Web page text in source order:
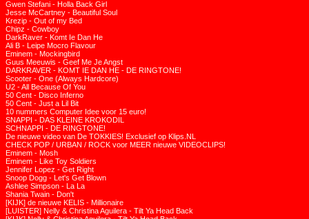
Gwen Stefani - Holla Back Girl
Jesse McCartney - Beautiful Soul
Krezip - Out of my Bed
Chipz - Cowboy
DarkRaver - Komt Ie Dan He
Ali B - Leipe Mocro Flavour
Eminem - Mockingbird
Guus Meeuwis - Geef Me Je Angst
DARKRAVER - KOMT IE DAN HE - DE RINGTONE!
Scooter - One (Always Hardcore)
U2 - All Because Of You
50 Cent - Disco Inferno
50 Cent - Just a Lil Bit
10 nummers Computer Idee voor 15 euro!
SNAPPI - DAS KLEINE KROKODIL
SCHNAPPI - DE RINGTONE!
De nieuwe video van De TOKKIES! Exclusief op Klips.NL
CHECK POP / URBAN / ROCK voor MEER nieuwe VIDEOCLIPS!
Eminem - Mosh
Eminem - Like Toy Soldiers
Jennifer Lopez - Get Right
Snoop Dogg - Let's Get Blown
Ashlee Simpson - La La
Shania Twain - Don't
[KIJK] de nieuwe KELIS - Millionaire
[LUISTER] Nelly & Christina Aguilera - Tilt Ya Head Back